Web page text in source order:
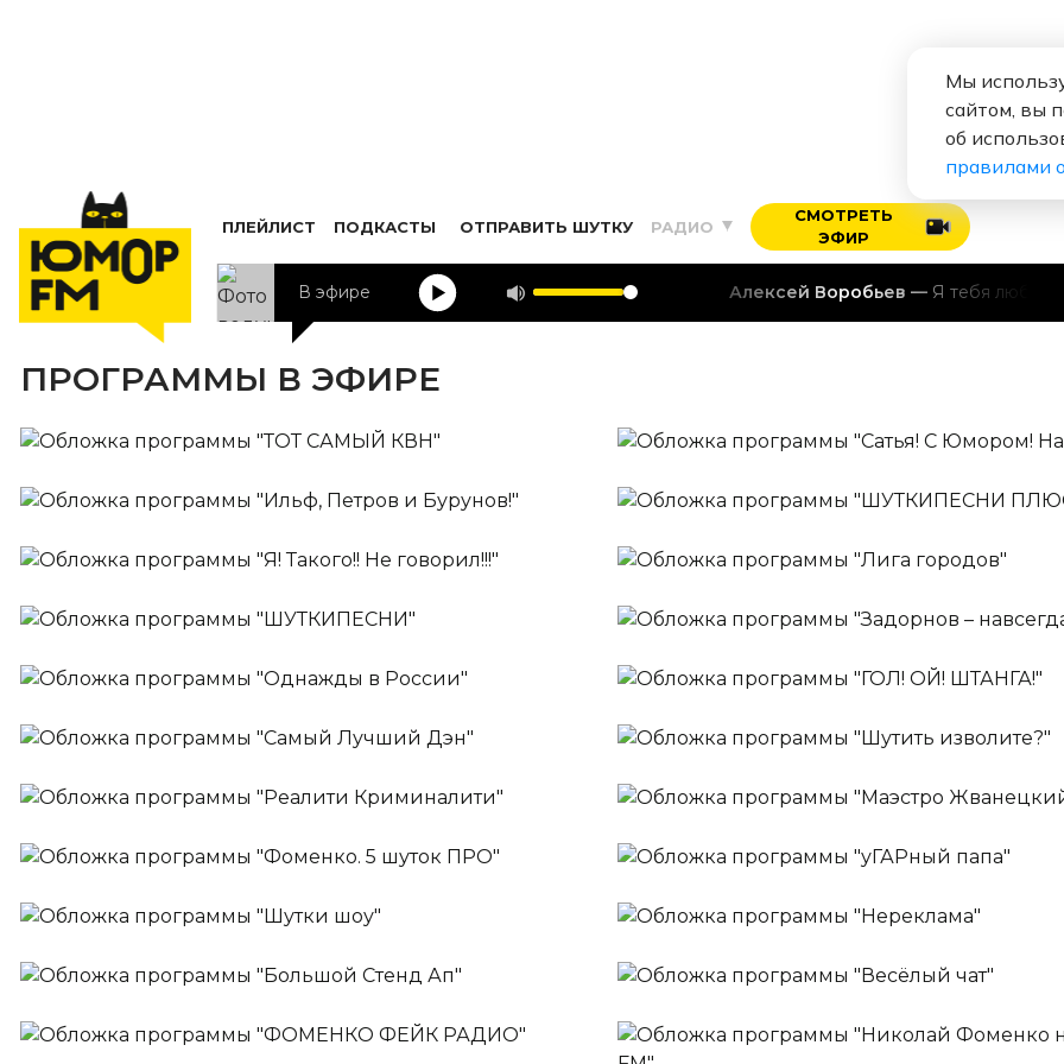
ПЛЕЙЛИСТ ПОДКАСТЫ ОТПРАВИТЬ ШУТКУ РАДИО
СМОТРЕТЬ
ЭФИР
В эфире Алексей Воробьев Я тебя люблю
ПРОГРАММЫ В ЭФИРЕ
ТОТ САМЫЙ КВН Сатья! С Юмором! На Юмор
Ильф, Петров и Бурунов!
Ведущий:
Сергей Бурунов
ШУТКИПЕСНИ ПЛЮС
Ведущие:
Стас Ярушин, Надежда
Я! Такого!! Не говорил!!! Лига городов
ШУТКИПЕСНИ
Ведущие:
Стас Ярушин, Люся Чеботина
Задорнов – навсегда!
Однажды в России ГОЛ! ОЙ! ШТАНГА!
Ведущий:
Роман Юнусов
Самый Лучший Дэн
Ведущий:
Денис Клявер
Шутить изволите?
Ведущий:
Михаил Полицеймако
Реалити Криминалити Маэстро Жванецкий
Ведущий:
Михаил Жванецкий
Фоменко. 5 шуток ПРО
Ведущий:
Николай Фоменко
уГАРный папа
Ведущий:
Гар Дмитриев
Шутки шоу
Ведущие: Антон Бурный, Ольга Мажара
Нереклама
Большой Стенд Ап Весёлый чат
Мы
сайтом, вы
об
правилами